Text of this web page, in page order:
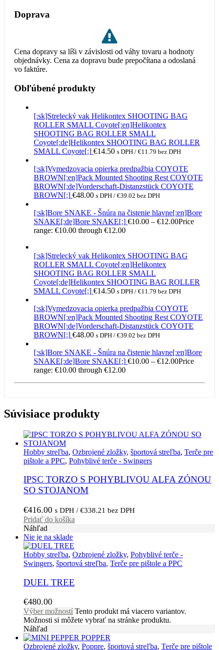
Doprava
Cena dopravy sa líši v závislosti od váhy tovaru a hodnoty
objednávky. Cena za dopravu bude prepočítana a odoslaná
vo faktúre.
Obľúbené produkty
[:sk]Strelecký vak Helikontex SHOOTING BAG
ROLLER SMALL Coyote[:en]Helikontex
SHOOTING BAG ROLLER SMALL
Coyote[:de]Helikontex SHOOTING BAG ROLLER
SMALL Coyote[:] €14.50 s DPH / €11.79 bez DPH
[:sk]Vymedzovacia opierka predpažbia COYOTE
BROWN[:en]Pack Mounted Shooting Rest COYOTE
BROWN[:de]Vorderschaft-Distanzstück COYOTE
BROWN[:] €48.00 s DPH / €39.02 bez DPH
[:sk]Bore SNAKE - Šnúra na čistenie hlavne[:en]Bore
SNAKE[:de]Bore SNAKE[:] €10.00 – €12.00Price
range: €10.00 through €12.00
[:sk]Strelecký vak Helikontex SHOOTING BAG
ROLLER SMALL Coyote[:en]Helikontex
SHOOTING BAG ROLLER SMALL
Coyote[:de]Helikontex SHOOTING BAG ROLLER
SMALL Coyote[:] €14.50 s DPH / €11.79 bez DPH
[:sk]Vymedzovacia opierka predpažbia COYOTE
BROWN[:en]Pack Mounted Shooting Rest COYOTE
BROWN[:de]Vorderschaft-Distanzstück COYOTE
BROWN[:] €48.00 s DPH / €39.02 bez DPH
[:sk]Bore SNAKE - Šnúra na čistenie hlavne[:en]Bore
SNAKE[:de]Bore SNAKE[:] €10.00 – €12.00Price
range: €10.00 through €12.00
Súvisiace produkty
Hobby streľba, Ozbrojené zložky, športová streľba, Terče pre
pištole a PPC, Pohyblivé terče - Swingers
IPSC TORZO S POHYBLIVOU ALFA ZÓNOU
SO STOJANOM
€416.00 s DPH / €338.21 bez DPH
Pridať do košíka
Náhľad
Nie je na sklade
Hobby streľba, Ozbrojené zložky, Pohyblivé terče -
Swingers, športová streľba, Terče pre pištole a PPC
DUEL TREE
€480.00
Výber možností Tento produkt má viacero variantov.
Možnosti si môžete vybrať na stránke produktu.
Náhľad
Ozbrojené zložky, Poppre, športová streľba, Terče pre pištole